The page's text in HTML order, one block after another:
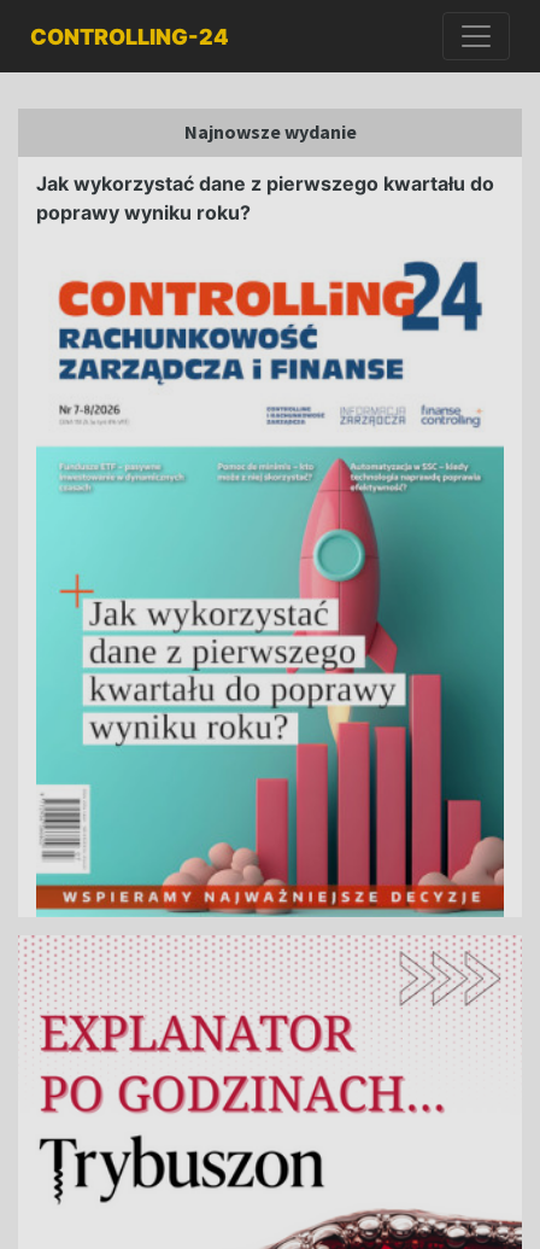
CONTROLLING-24
Najnowsze wydanie
Jak wykorzystać dane z pierwszego kwartału do
poprawy wyniku roku?